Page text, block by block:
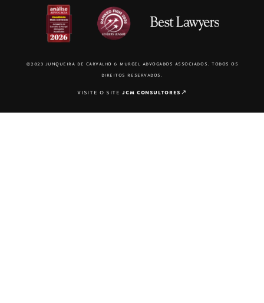
©2023 junqueira de carvalho & murgel advogados associados. todos os
direitos reservados.
visite o sitejcm consultores↗